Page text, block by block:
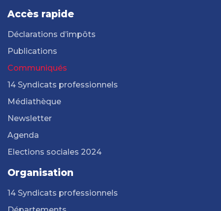
Accès rapide
Déclarations d’impôts
Publications
Communiqués
14 Syndicats professionnels
Médiathèque
Newsletter
Agenda
Elections sociales 2024
Organisation
14 Syndicats professionnels